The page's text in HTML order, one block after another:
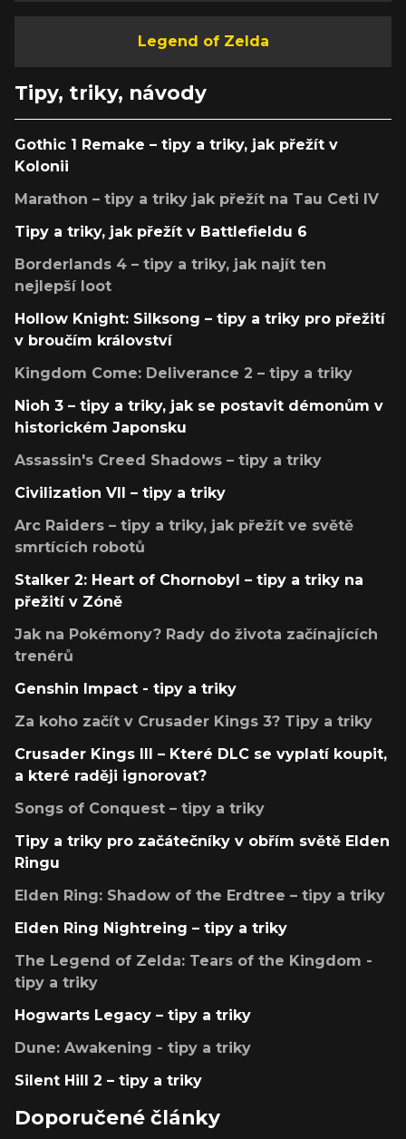
Legend of Zelda
Tipy, triky, návody
Gothic 1 Remake – tipy a triky, jak přežít v
Kolonii
Marathon – tipy a triky jak přežít na Tau Ceti IV
Tipy a triky, jak přežít v Battlefieldu 6
Borderlands 4 – tipy a triky, jak najít ten
nejlepší loot
Hollow Knight: Silksong – tipy a triky pro přežití
v broučím království
Kingdom Come: Deliverance 2 – tipy a triky
Nioh 3 – tipy a triky, jak se postavit démonům v
historickém Japonsku
Assassin's Creed Shadows – tipy a triky
Civilization VII – tipy a triky
Arc Raiders – tipy a triky, jak přežít ve světě
smrtících robotů
Stalker 2: Heart of Chornobyl – tipy a triky na
přežití v Zóně
Jak na Pokémony? Rady do života začínajících
trenérů
Genshin Impact - tipy a triky
Za koho začít v Crusader Kings 3? Tipy a triky
Crusader Kings III – Které DLC se vyplatí koupit,
a které raději ignorovat?
Songs of Conquest – tipy a triky
Tipy a triky pro začátečníky v obřím světě Elden
Ringu
Elden Ring: Shadow of the Erdtree – tipy a triky
Elden Ring Nightreing – tipy a triky
The Legend of Zelda: Tears of the Kingdom -
tipy a triky
Hogwarts Legacy – tipy a triky
Dune: Awakening - tipy a triky
Silent Hill 2 – tipy a triky
Doporučené články